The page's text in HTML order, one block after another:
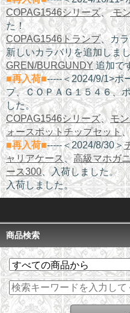
COPAG1546シリーズ、モ
た！
COPAG1546トランプ、カ
新しいカラバリを追加しまし
GREN/BURGUNDY追加で
■再入荷■-----＜2024/9/1>ポ
プ、ＣＯＰＡＧ１５４６、
した。
COPAG1546シリーズ、モ
ォースポットチップセット
■再入荷■-----＜2024/8/30＞
ャリアケース、高級マホガ
ース300、入荷しました。
入荷しました。
商品検索